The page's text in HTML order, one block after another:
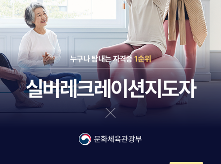
누구나 탐내는 자격증1순위
실버레크레이션지도자
문화체육관광부